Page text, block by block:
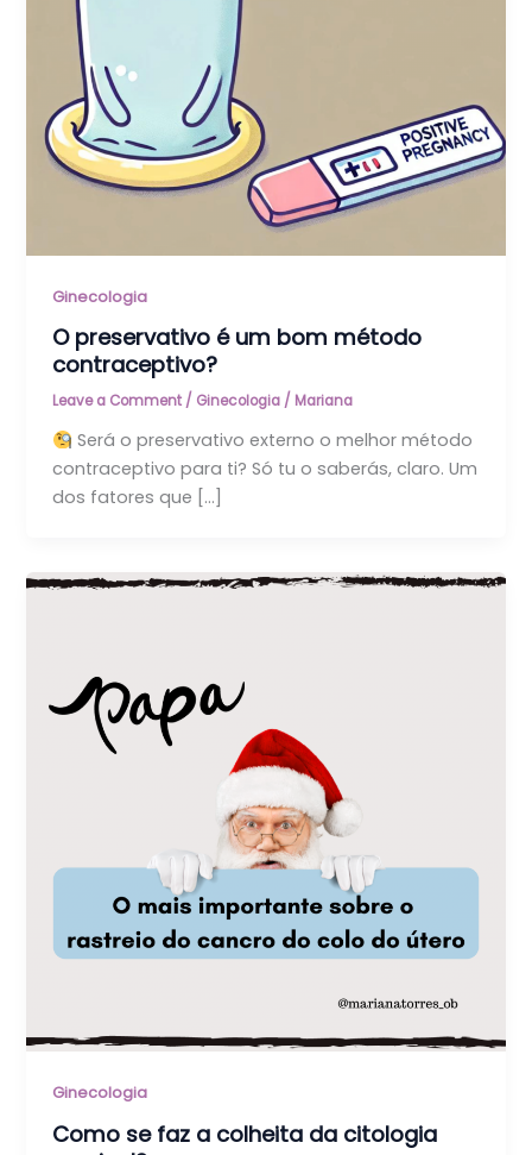
Ginecologia
O preservativo é um bom método
contraceptivo?
Leave a Comment / Ginecologia / Mariana
Será o preservativo externo o melhor método
contraceptivo para ti? Só tu o saberás, claro. Um
dos fatores que […]
Ginecologia
Como se faz a colheita da citologia